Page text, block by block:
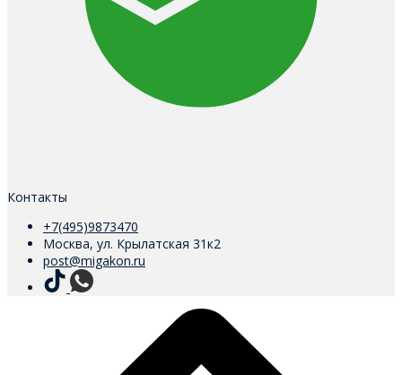
Контакты
+7(495)9873470
Москва, ул. Крылатская 31к2
post@migakon.ru